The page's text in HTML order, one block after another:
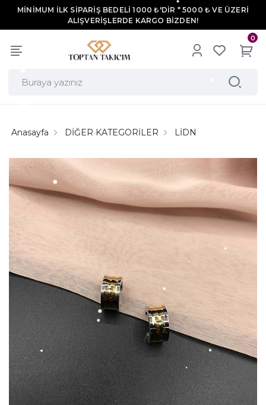
MİNİMUM İLK SİPARİŞ BEDELİ 1000 ₺'DİR * 5000 ₺ VE ÜZERİ
ALIŞVERİŞLERDE KARGO BİZDEN!
0
Anasayfa DİĞER KATEGORİLER LİDN